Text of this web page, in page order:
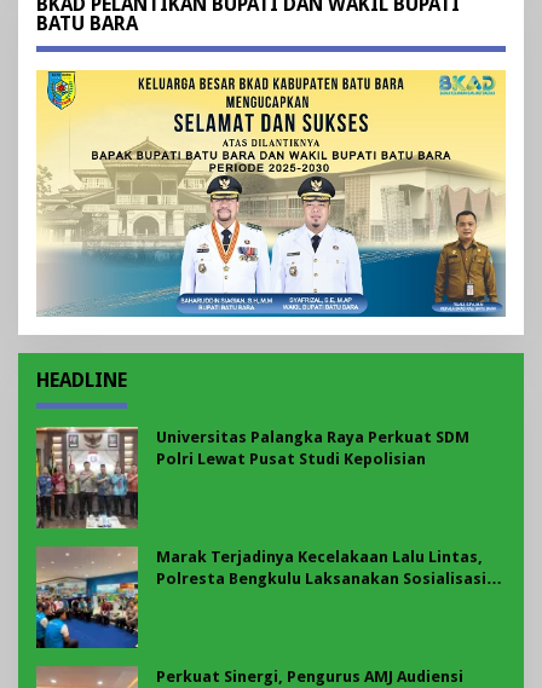
BKAD PELANTIKAN BUPATI DAN WAKIL BUPATI
BATU BARA
HEADLINE
Universitas Palangka Raya Perkuat SDM
Polri Lewat Pusat Studi Kepolisian
Marak Terjadinya Kecelakaan Lalu Lintas,
Polresta Bengkulu Laksanakan Sosialisasi
Perkuat Sinergi, Pengurus AMJ Audiensi